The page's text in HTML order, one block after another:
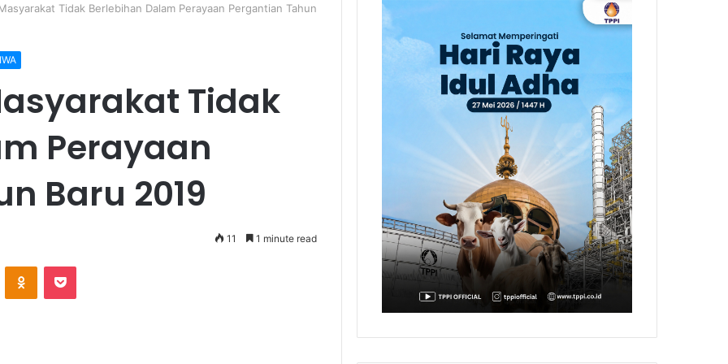
Tidak Berlebihan Dalam Perayaan Pergantian Tahun
Tidak
Perayaan
Baru 2019
11 1 minute read